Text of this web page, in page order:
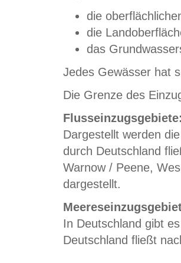
die
die
das
Jedes Gewässer hat
Die Grenze des
Dargestellt werden
durch Deutschland
Warnow / Peene,
dargestellt.
In Deutschland gibt
Deutschland fließt